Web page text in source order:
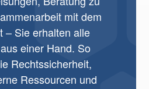
mit dem
– Sie erhalten alle
einer Hand. So
Rechtssicherheit,
Ressourcen und